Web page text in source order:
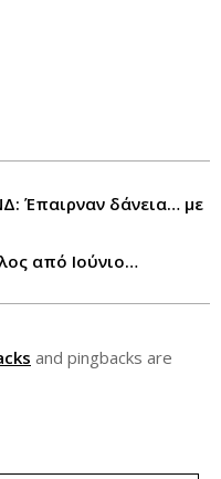
Έπαιρναν δάνεια… με
από Ιούνιο…
and pingbacks are